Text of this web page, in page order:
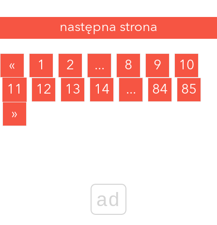
następna strona
« 1 2 ... 8 9
10
11
12 13 14 ... 84
85
»
ad